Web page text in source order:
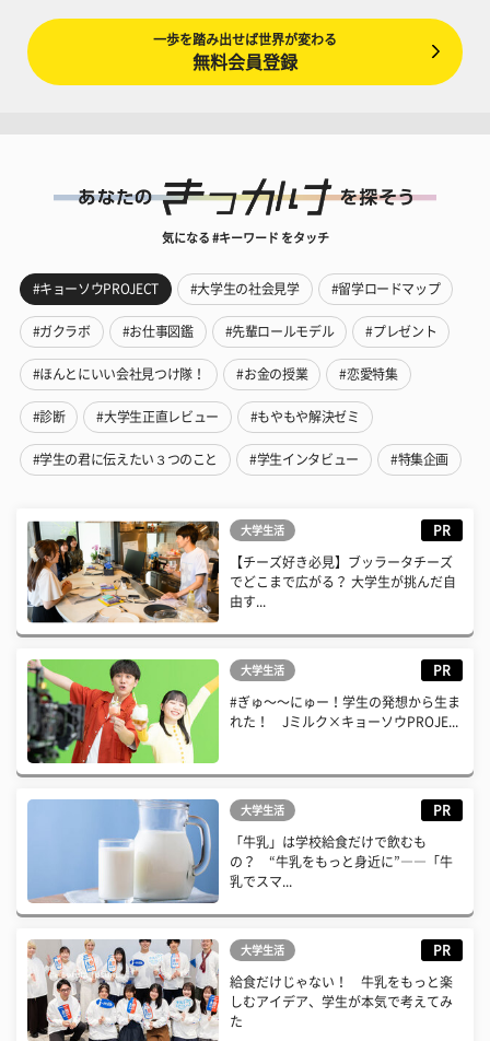
一歩を踏み出せば世界が変わる
無料会員登録
気になる #キーワード をタッチ
#キョーソウPROJECT #大学生の社会見学 #留学ロードマップ
#ガクラボ #お仕事図鑑 #先輩ロールモデル #プレゼント
#ほんとにいい会社見つけ隊！ #お金の授業 #恋愛特集
#診断 #大学生正直レビュー #もやもや解決ゼミ
#学生の君に伝えたい３つのこと #学生インタビュー #特集企画
大学生活 PR
【チーズ好き必見】ブッラータチーズ
でどこまで広がる？ 大学生が挑んだ自
由す...
大学生活 PR
#ぎゅ〜〜にゅー！学生の発想から生ま
れた！ Jミルク×キョーソウPROJE...
大学生活 PR
「牛乳」は学校給食だけで飲むも
の？ “牛乳をもっと身近に”――「牛
乳でスマ...
大学生活 PR
給食だけじゃない！ 牛乳をもっと楽
しむアイデア、学生が本気で考えてみ
た